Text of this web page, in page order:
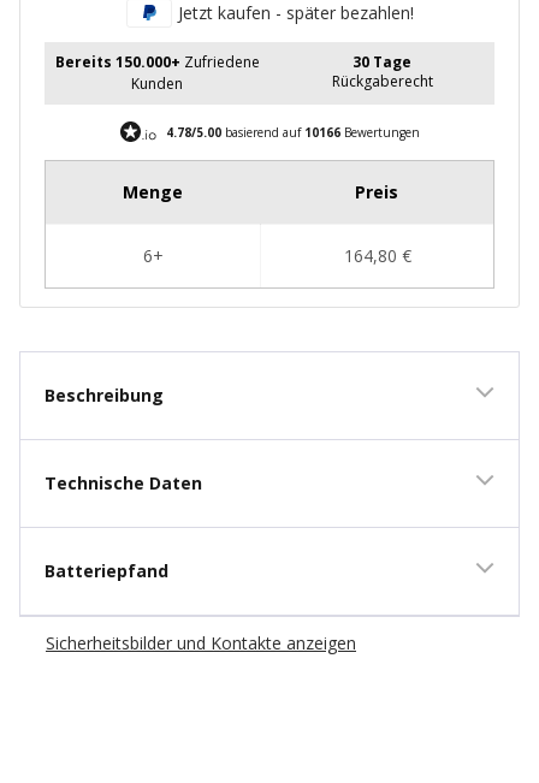
Jetzt kaufen - später bezahlen!
Bereits 150.000+ Zufriedene
Kunden
30 Tage
Rückgaberecht
4.78/5.00basierend auf 10166Bewertungen
Beschreibung
Technische Daten
Batteriepfand
Sicherheitsbilder und Kontakte anzeigen